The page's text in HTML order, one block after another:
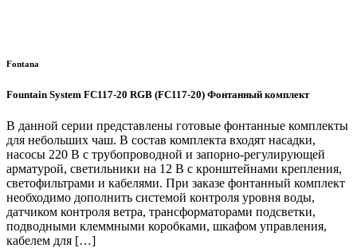
Fontana
Fountain System FC117-20 RGB (FC117-20) Фонтанный комплект
В данной серии представлены готовые фонтанные комплекты
для небольших чаш. В состав комплекта входят насадки,
насосы 220 В с трубопроводной и запорно-регулирующей
арматурой, светильники на 12 В с кронштейнами крепления,
светофильтрами и кабелями. При заказе фонтанный комплект
необходимо дополнить системой контроля уровня воды,
датчиком контроля ветра, трансформаторами подсветки,
подводными клеммными коробками, шкафом управления,
кабелем для […]